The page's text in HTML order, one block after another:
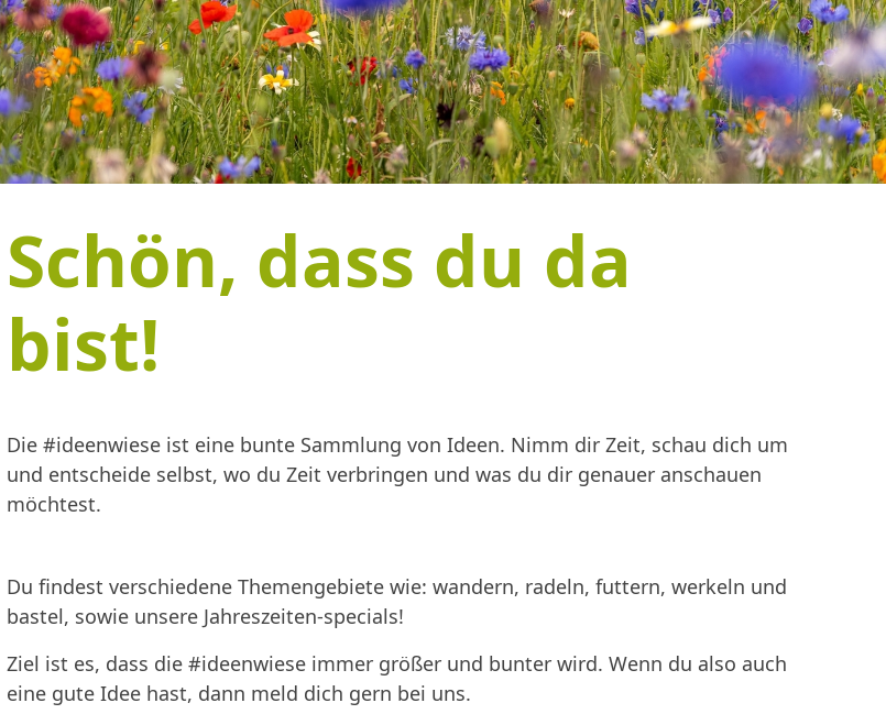
Schön, dass du da
bist!
Die #ideenwiese ist eine bunte Sammlung von Ideen. Nimm dir Zeit, schau dich um
und entscheide selbst, wo du Zeit verbringen und was du dir genauer anschauen
möchtest.
Du findest verschiedene Themengebiete wie: wandern, radeln, futtern, werkeln und
bastel, sowie unsere Jahreszeiten-specials!
Ziel ist es, dass die #ideenwiese immer größer und bunter wird. Wenn du also auch
eine gute Idee hast, dann meld dich gern bei uns.